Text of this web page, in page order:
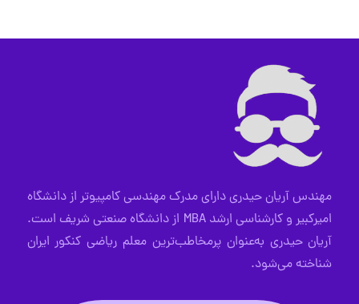
مهندس آریان حیدری دارای مدرک مهندسی کامپیوتر از دانشگاه
امیرکبیر و کارشناسی ارشد MBA از دانشگاه صنعتی شریف است.
آریان حیدری به‌عنوان پرمخاطب‌ترین معلم ریاضی کنکور ایران
شناخته می‌شود.